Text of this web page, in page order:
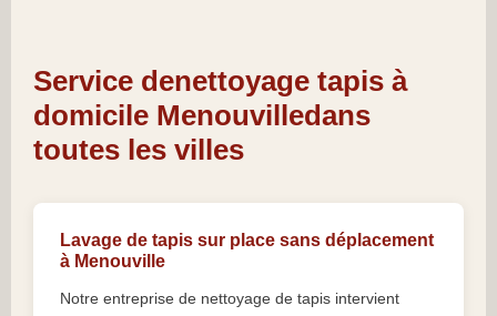
Service denettoyage tapis à
domicile Menouvilledans
toutes les villes
Lavage de tapis sur place sans déplacement
à Menouville
Notre entreprise de nettoyage de tapis intervient